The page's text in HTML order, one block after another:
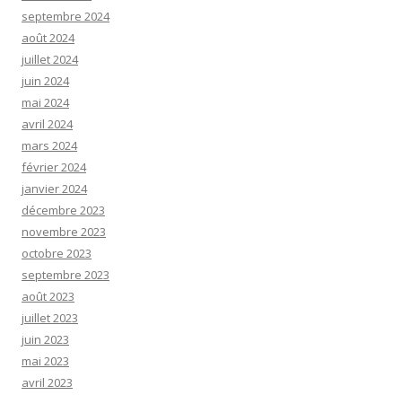
septembre 2024
août 2024
juillet 2024
juin 2024
mai 2024
avril 2024
mars 2024
février 2024
janvier 2024
décembre 2023
novembre 2023
octobre 2023
septembre 2023
août 2023
juillet 2023
juin 2023
mai 2023
avril 2023